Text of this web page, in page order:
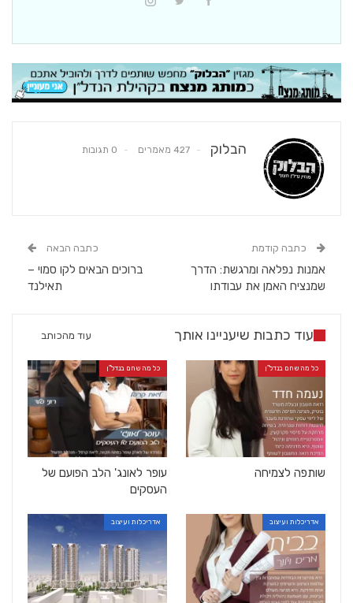
הבלוק 427 מאמרים 0 תגובות
כתבה קודמת
אמנות נפלאה ומרגשת: הדרך
שמנציח האמן את עבודתו
כתבה הבאה
ברוכים הבאים לקו סמוי –
תאילנד
עוד כתבות שיעניינו אותך עוד מהכותב
כל מה שחם בנדל"ן
שותפה לצמיחה
כל מה שחם בנדל"ן
עופר לאונג' הלב הפועם של
העסקים
אדריכלות ועיצוב אדריכלות ועיצוב